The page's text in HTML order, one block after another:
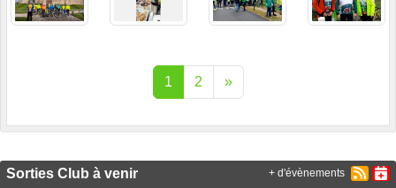
1 2 »
Sorties Club à venir + d'évènements